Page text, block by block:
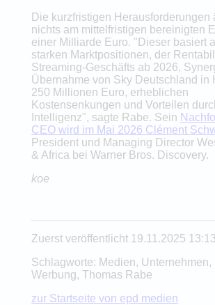
Die kurzfristigen Herausforderungen
nichts am mittelfristigen bereinigten
einer Milliarde Euro. "Dieser basiert
starken Marktpositionen, der
Streaming-Geschäfts ab 2026,
Übernahme von Sky Deutschland in
250 Millionen Euro, erheblichen
Kostensenkungen und Vorteilen
Intelligenz", sagte Rabe. Sein
CEO wird im Mai 2026 Clément
President und Managing Director
& Africa bei Warner Bros. Discovery.
koe
Zuerst veröffentlicht 19.11.2025 13:13
Schlagworte: Medien, Unternehmen,
Werbung, Thomas Rabe
zur Startseite von epd medien